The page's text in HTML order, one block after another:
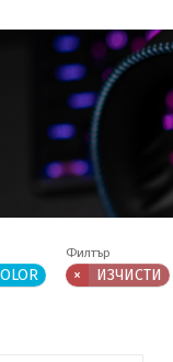
Филтър
× ИЗЧИСТИ